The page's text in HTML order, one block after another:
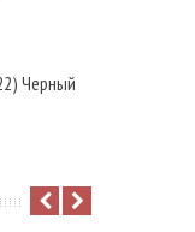
Черный